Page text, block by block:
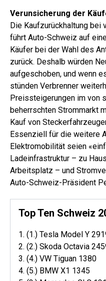
Verunsicherung der
Die Kaufzurückhaltung
führt Auto-Schweiz auf
Käufer bei der Wahl des
zurück. Deshalb würden
aufgeschoben, und wenn
stünden Verbrenner
Preissteigerungen im von
beherrschten Strommarkt
Kauf von
Essenziell für die weitere
Elektromobilität seien
Ladeinfrastruktur – zu
Arbeitsplatz – und
Auto-Schweiz-Präsident
Top Ten Schweiz
1. (1.) Tesla Model Y
2. (2.) Skoda Octavia
3. (4.) VW Tiguan 1380
4. (5.) BMW X1 1345